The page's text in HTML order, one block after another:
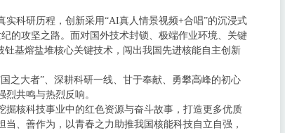
科研历程，创新采用“AI真人情景视频+合唱”的沉浸式
的攻坚之路。面对国外技术封锁、极端作业环境、关键
基熔盐堆核心关键技术，闯出我国先进核能自主创新
之大者”、深耕科研一线、甘于奉献、勇攀高峰的初心
共鸣与热烈反响。
核科技事业中的红色资源与奋斗故事，打造更多优质
、善作为，以青春之力助推我国核能科技自立自强，